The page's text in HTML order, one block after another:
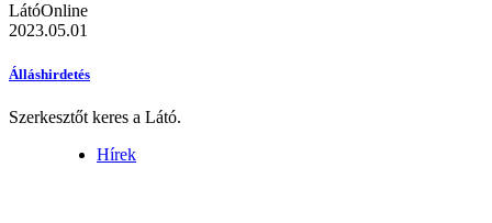
LátóOnline
2023.05.01
Álláshirdetés
Szerkesztőt keres a Látó.
Hírek